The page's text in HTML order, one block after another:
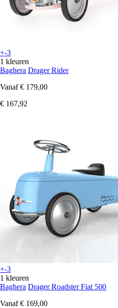
+-3
1 kleuren
Baghera Drager Rider
Vanaf € 179,00
€ 167,92
+-3
1 kleuren
Baghera Drager Roadster Fiat 500
Vanaf € 169,00